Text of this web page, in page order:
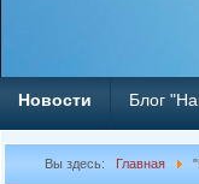
Новости Блог
Вы здесь: Главная